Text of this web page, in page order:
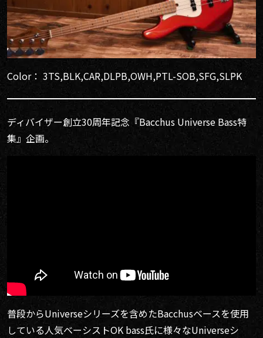
Color： 3TS,BLK,CAR,DLPB,OWH,PTL-SOB,SFG,SLPK
ディバイザー創立30周年記念『Bacchus Universe Bass特
集』企画。
普段からUniverseシリーズを含めたBacchusベースを使用
している人気ベーシストOK bass氏に様々なUniverseシ